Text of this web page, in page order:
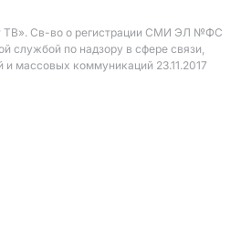
ТВ». Св-во о регистрации СМИ ЭЛ №ФС
службой по надзору в сфере связи,
массовых коммуникаций 23.11.2017